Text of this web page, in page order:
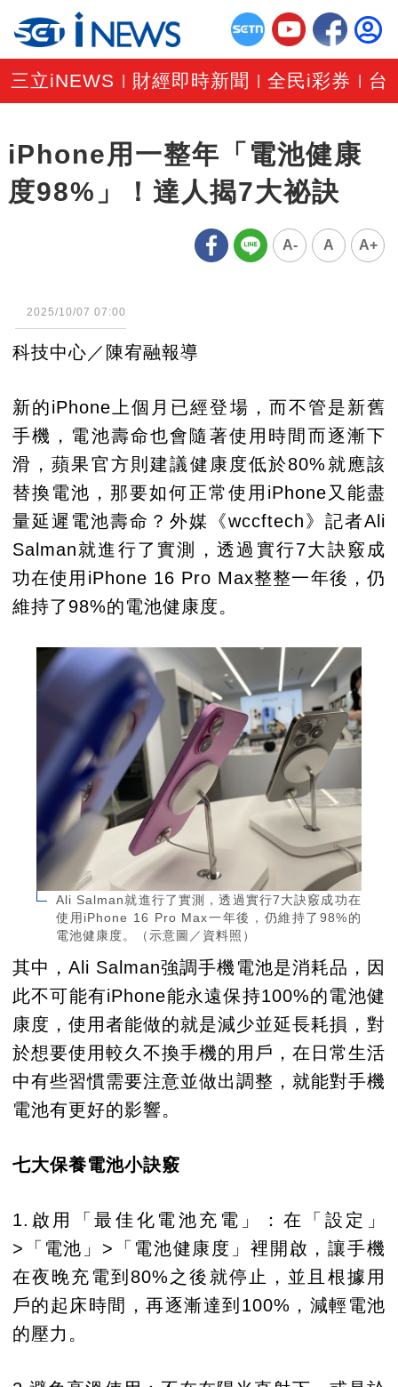
三立iNEWS 財經即時新聞 |全民i彩券 台
iPhone用一整年「電池健康
度98%」！達人揭7大祕訣
A- A A+
2025/10/07 07:00
科技中心／陳宥融報導
新的iPhone上個月已經登場，而不管是新舊
手機，電池壽命也會隨著使用時間而逐漸下
滑，蘋果官方則建議健康度低於80%就應該
替換電池，那要如何正常使用iPhone又能盡
量延遲電池壽命？外媒《wccftech》記者Ali
Salman就進行了實測，透過實行7大訣竅成
功在使用iPhone 16 Pro Max整整一年後，仍
維持了98%的電池健康度。
Ali Salman就進行了實測，透過實行7大訣竅成功在
使用iPhone 16 Pro Max一年後，仍維持了98%的
電池健康度。（示意圖／資料照）
其中，Ali Salman強調手機電池是消耗品，因
此不可能有iPhone能永遠保持100%的電池健
康度，使用者能做的就是減少並延長耗損，對
於想要使用較久不換手機的用戶，在日常生活
中有些習慣需要注意並做出調整，就能對手機
電池有更好的影響。
七大保養電池小訣竅
1.啟用「最佳化電池充電」：在「設定」
>「電池」>「電池健康度」裡開啟，讓手機
在夜晚充電到80%之後就停止，並且根據用
戶的起床時間，再逐漸達到100%，減輕電池
的壓力。